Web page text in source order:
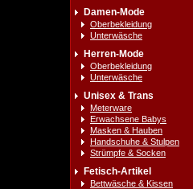
Damen-Mode
Oberbekleidung
Unterwäsche
Herren-Mode
Oberbekleidung
Unterwäsche
Unisex & Trans
Meterware
Erwachsene Babys
Masken & Hauben
Handschuhe & Stulpen
Strümpfe & Socken
Fetisch-Artikel
Bettwäsche & Kissen